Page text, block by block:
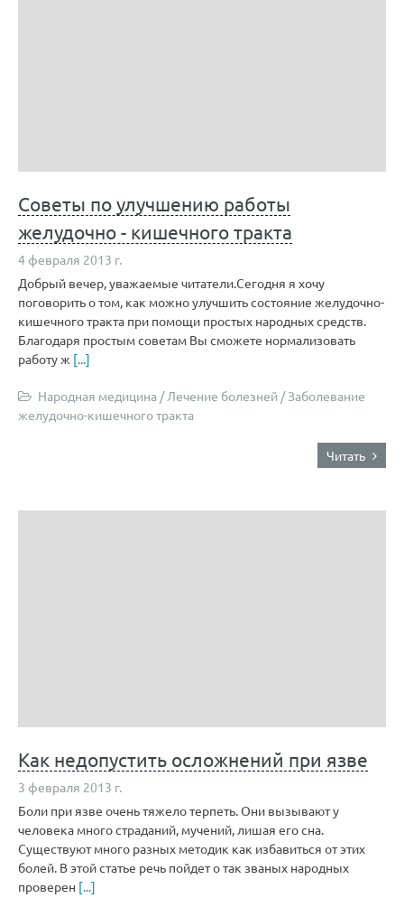
Советы по улучшению работы
желудочно - кишечного тракта
4 февраля 2013 г.
Добрый вечер, уважаемые читатели.Сегодня я хочу
поговорить о том, как можно улучшить состояние желудочно-
кишечного тракта при помощи простых народных средств.
Благодаря простым советам Вы сможете нормализовать
работу ж [...]
Народная медицина /Лечение болезней /Заболевание
желудочно-кишечного тракта
Читать
Как недопустить осложнений при язве
3 февраля 2013 г.
Боли при язве очень тяжело терпеть. Они вызывают у
человека много страданий, мучений, лишая его сна.
Существуют много разных методик как избавиться от этих
болей. В этой статье речь пойдет о так званых народных
проверен [...]